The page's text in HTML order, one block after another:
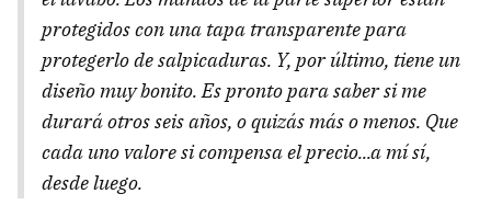
protegidos con una tapa transparente para
protegerlo de salpicaduras. Y, por último, tiene un
diseño muy bonito. Es pronto para saber si me
durará otros seis años, o quizás más o menos. Que
cada uno valore si compensa el precio...a mí sí,
desde luego.